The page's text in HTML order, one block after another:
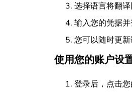
选择语言将翻译
输入您的凭据并
您可以随时更新
使用您的账户设
登录后，点击您